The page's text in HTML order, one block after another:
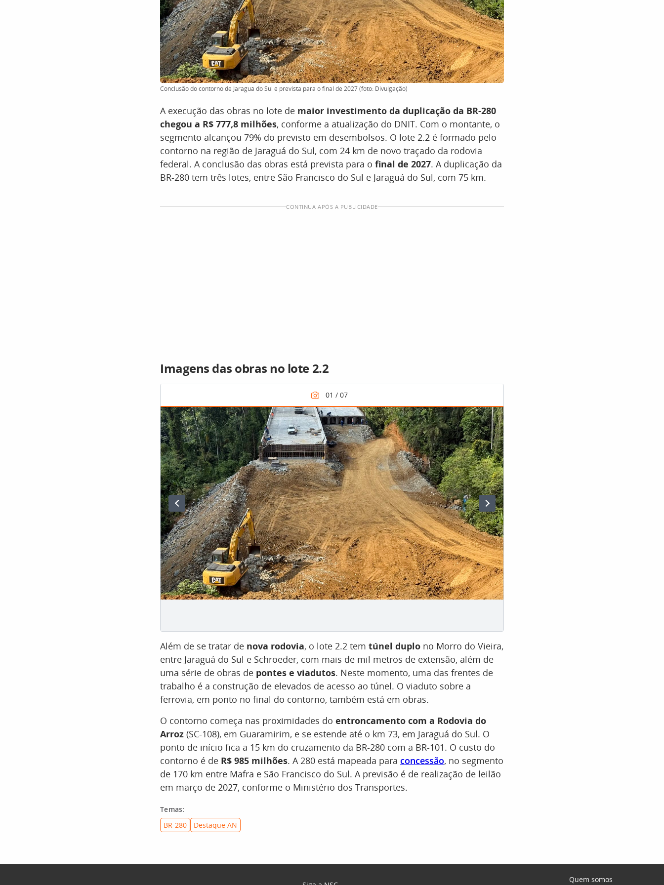
Conclusão do contorno de Jaraguá do Sul é prevista para o final de 2027 (foto: Divulgação)
A execução das obras no lote de maior investimento da duplicação da BR-280
chegou a R$ 777,8 milhões, conforme a atualização do DNIT. Com o montante, o
segmento alcançou 79% do previsto em desembolsos. O lote 2.2 é formado pelo
contorno na região de Jaraguá do Sul, com 24 km de novo traçado da rodovia
federal. A conclusão das obras está prevista para o final de 2027. A duplicação da
BR-280 tem três lotes, entre São Francisco do Sul e Jaraguá do Sul, com 75 km.
CONTINUA APÓS A PUBLICIDADE
Imagens das obras no lote 2.2
Além de se tratar de nova rodovia, o lote 2.2 tem túnel duplo no Morro do Vieira,
entre Jaraguá do Sul e Schroeder, com mais de mil metros de extensão, além de
uma série de obras de pontes e viadutos. Neste momento, uma das frentes de
trabalho é a construção de elevados de acesso ao túnel. O viaduto sobre a
ferrovia, em ponto no final do contorno, também está em obras.
O contorno começa nas proximidades do entroncamento com a Rodovia do
Arroz (SC-108), em Guaramirim, e se estende até o km 73, em Jaraguá do Sul. O
ponto de início fica a 15 km do cruzamento da BR-280 com a BR-101. O custo do
contorno é de R$ 985 milhões. A 280 está mapeada para concessão, no segmento
de 170 km entre Mafra e São Francisco do Sul. A previsão é de realização de leilão
em março de 2027, conforme o Ministério dos Transportes.
Temas:
BR-280
Destaque AN
Quem somos